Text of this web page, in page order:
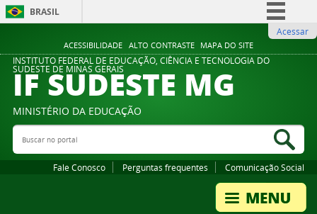
ACESSIBILIDADE ALTO CONTRASTE MAPA DO SITE
BRASIL
Comunica BR
Participe
Legislação
Acessar
INSTITUTO FEDERAL DE EDUCAÇÃO, CIÊNCIA E TECNOLOGIA DO
SUDESTE DE MINAS GERAIS
IF SUDESTE MG
MINISTÉRIO DA EDUCAÇÃO
Buscar no portal
Fale Conosco Perguntas frequentes Comunicação Social